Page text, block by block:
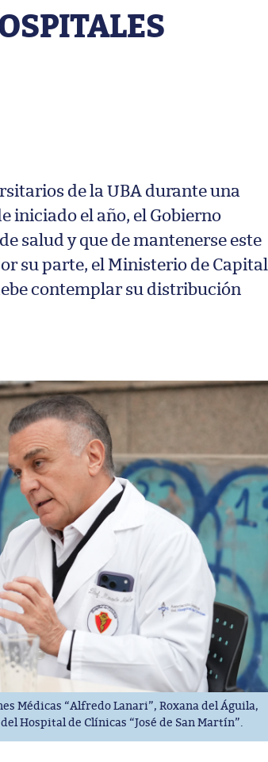
de la UBA durante una
iniciado el año, el Gobierno
salud y que de mantenerse este
su parte, el Ministerio de Capital
contemplar su distribución
Médicas “Alfredo Lanari”, Roxana del Águila,
Hospital de Clínicas “José de San Martín”.